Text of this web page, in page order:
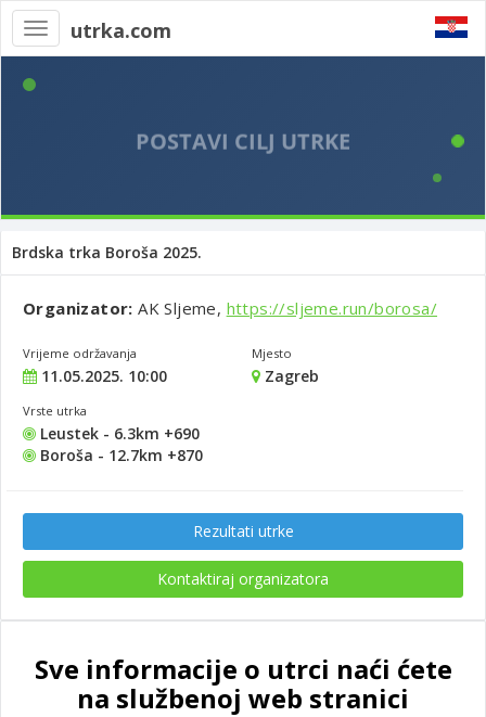
Toggle
navigation
utrka.com
Brdska trka Boroša 2025.
Organizator:AK Sljeme, https://sljeme.run/borosa/
Vrijeme održavanja
11.05.2025. 10:00
Mjesto
Zagreb
Vrste utrka
Leustek - 6.3km +690
Boroša - 12.7km +870
Rezultati utrke
Kontaktiraj organizatora
Sve informacije o utrci naći ćete
na službenoj web stranici